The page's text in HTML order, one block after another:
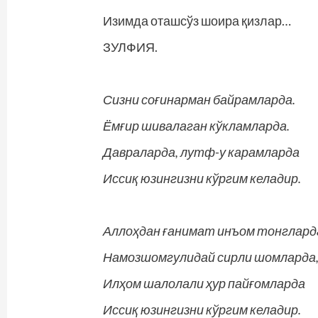
Изимда оташсўз шоира қизлар…
ЗУЛФИЯ.
Сизни соғинарман байрамларда.
Ёмғир шивалаган кўкламларда.
Давраларда, лутф-у карамларда
Иссиқ юзингизни кўргим келадир.
Аллоҳдан ғанимат инъом
Намозшомгулидай сирли
Илҳом шалолали ҳур пайғомларда
Иссиқ юзингизни кўргим келадир.